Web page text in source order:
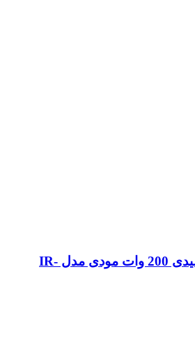
چراغ سوله ای خورشیدی 200 وات مودی مدل IR-